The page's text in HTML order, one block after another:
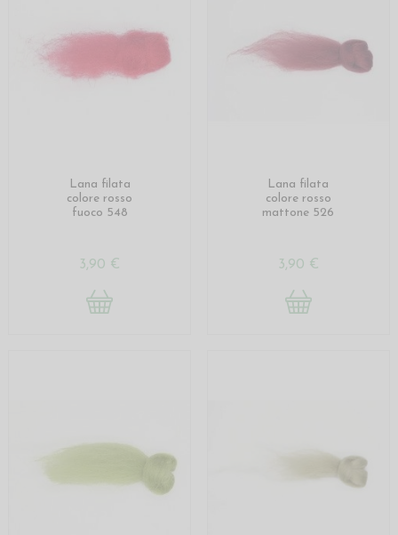
Lana filata
colore rosso
fuoco 548
3,90 €
Lana filata
colore rosso
mattone 526
3,90 €